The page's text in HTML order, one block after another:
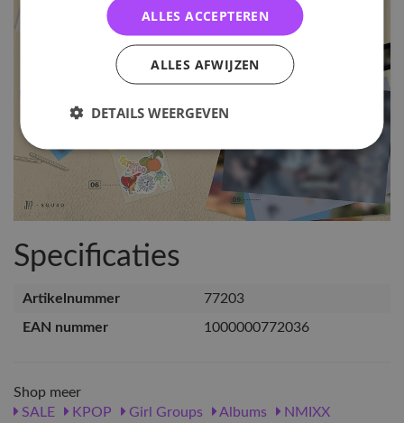
Specificaties
Artikelnummer
77203
EAN nummer
1000000772036
Shop meer
SALE
KPOP Girl Groups Albums
NMIXX
ALLES ACCEPTEREN
ALLES AFWIJZEN
DETAILS WEERGEVEN